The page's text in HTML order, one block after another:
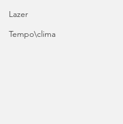
Lazer
Tempo\clima